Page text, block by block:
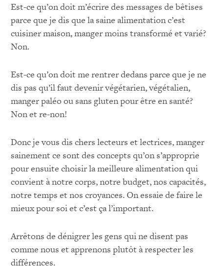
Est-ce qu’on doit m’écrire des messages de bêtises
parce que je dis que la saine alimentation c’est
cuisiner maison, manger moins transformé et varié?
Non.
Est-ce qu’on doit me rentrer dedans parce que je ne
dis pas qu’il faut devenir végétarien, végétalien,
manger paléo ou sans gluten pour être en santé?
Non et re-non!
Donc je vous dis chers lecteurs et lectrices, manger
sainement ce sont des concepts qu’on s’approprie
pour ensuite choisir la meilleure alimentation qui
convient à notre corps, notre budget, nos capacités,
notre temps et nos croyances. On essaie de faire le
mieux pour soi et c’est ça l’important.
Arrêtons de dénigrer les gens qui ne disent pas
comme nous et apprenons plutôt à respecter les
différences.